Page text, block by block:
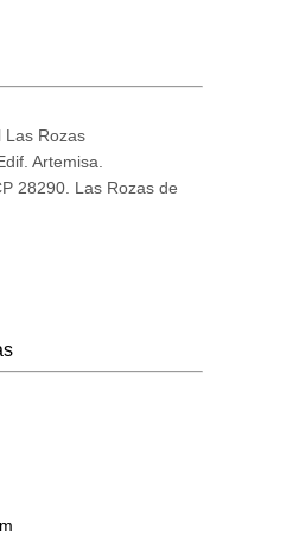
Las Rozas
Artemisa.
28290. Las Rozas de